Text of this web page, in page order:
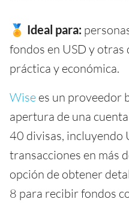
🏅 Ideal para:
fondos en USD y otras
práctica y económica.
Wise es un proveedor
apertura de una
40 divisas, incluyendo
transacciones en más
opción de obtener
8 para recibir fondos